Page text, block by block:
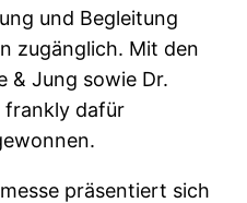
und Begleitung
zugänglich. Mit den
& Jung sowie Dr.
frankly dafür
präsentiert sich